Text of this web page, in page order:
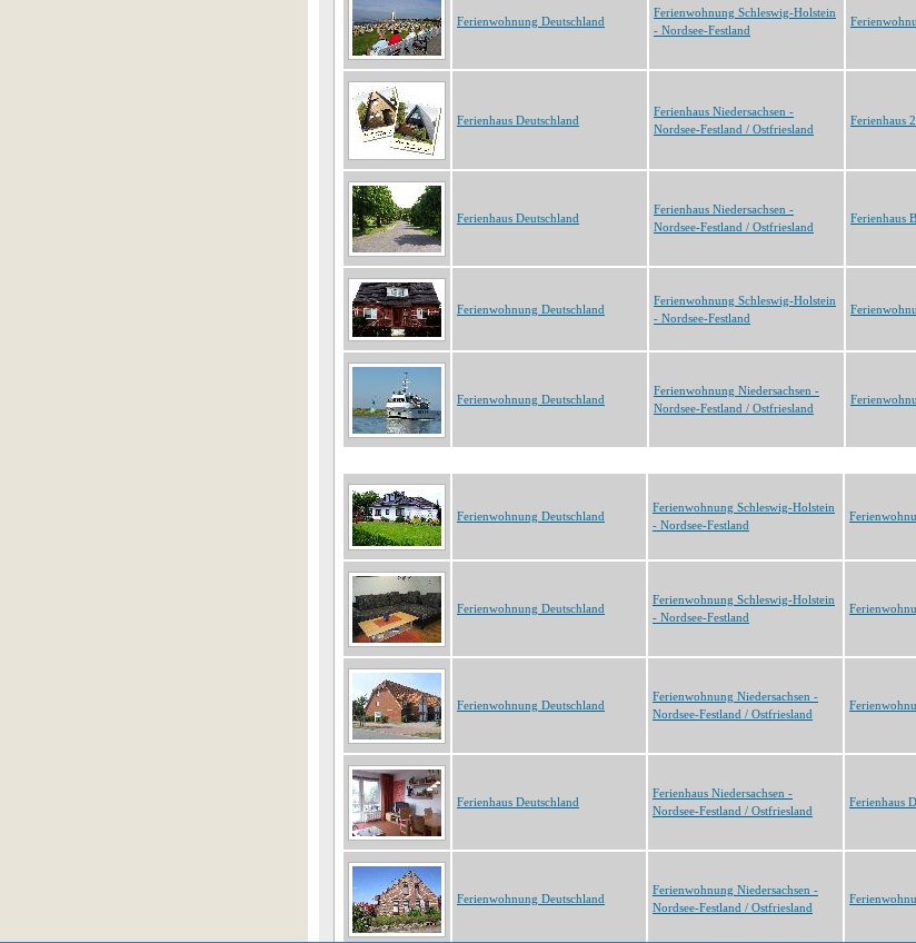
Ferienwohnung Deutschland
Ferienwohnung Schleswig-Holstein
- Nordsee-Festland
Ferienhaus Deutschland
Ferienhaus Niedersachsen -
Nordsee-Festland / Ostfriesland
Ferienhaus
Ferienhaus Deutschland
Ferienhaus Niedersachsen -
Nordsee-Festland / Ostfriesland
Ferienhaus
Ferienwohnung Deutschland
Ferienwohnung Schleswig-Holstein
- Nordsee-Festland
Ferienwohnung Deutschland
Ferienwohnung Niedersachsen -
Nordsee-Festland / Ostfriesland
Ferienwohnung Deutschland
Ferienwohnung Schleswig-Holstein
- Nordsee-Festland
Ferienwohnung Deutschland
Ferienwohnung Schleswig-Holstein
- Nordsee-Festland
Ferienwohnung Deutschland
Ferienwohnung Niedersachsen -
Nordsee-Festland / Ostfriesland
Ferienhaus Deutschland
Ferienhaus Niedersachsen -
Nordsee-Festland / Ostfriesland
Ferienhaus
Ferienwohnung Deutschland
Ferienwohnung Niedersachsen -
Nordsee-Festland / Ostfriesland